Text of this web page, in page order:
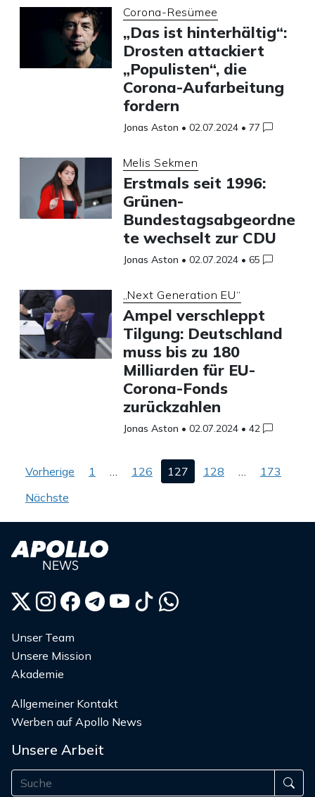
Corona-Resümee
„Das ist hinterhältig“:
Drosten attackiert
„Populisten“, die
Corona-Aufarbeitung
fordern
Jonas Aston • 02.07.2024 • 77
Melis Sekmen
Erstmals seit 1996:
Grünen-
Bundestagsabgeordne
te wechselt zur CDU
Jonas Aston • 02.07.2024 • 65
„Next Generation EU“
Ampel verschleppt
Tilgung: Deutschland
muss bis zu 180
Milliarden für EU-
Corona-Fonds
zurückzahlen
Jonas Aston • 02.07.2024 • 42
Seitennummerierung
der
Beiträge
Vorherige 1 … 126 127 128 …
173
Nächste
Unser Team
Unsere Mission
Akademie
Allgemeiner Kontakt
Werben auf Apollo News
Unsere Arbeit